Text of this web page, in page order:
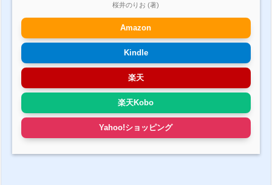
桜井のりお (著)
Amazon
Kindle
楽天
楽天Kobo
Yahoo!ショッピング